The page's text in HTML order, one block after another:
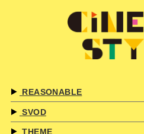
REASONABLE
SVOD
THEME